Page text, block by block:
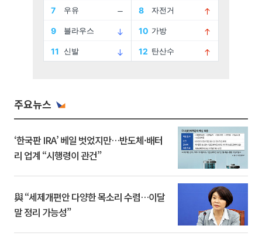
주요뉴스
‘한국판 IRA’ 베일 벗었지만…반도체·배터
리 업계 “시행령이 관건”
與 “세제개편안 다양한 목소리 수렴…이달
말 정리 가능성”